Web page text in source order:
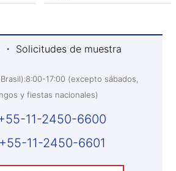
Solicitudes de muestra
17:00 (excepto sábados,
y fiestas nacionales)
11-2450-6600
+55-11-2450-6601